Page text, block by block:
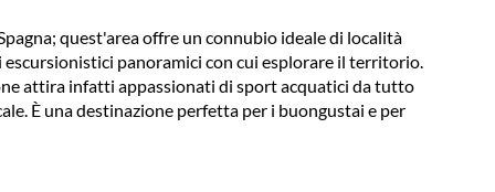
quest'area offre un connubio ideale di località
panoramici con cui esplorare il territorio.
attira infatti appassionati di sport acquatici da tutto
È una destinazione perfetta per i buongustai e per